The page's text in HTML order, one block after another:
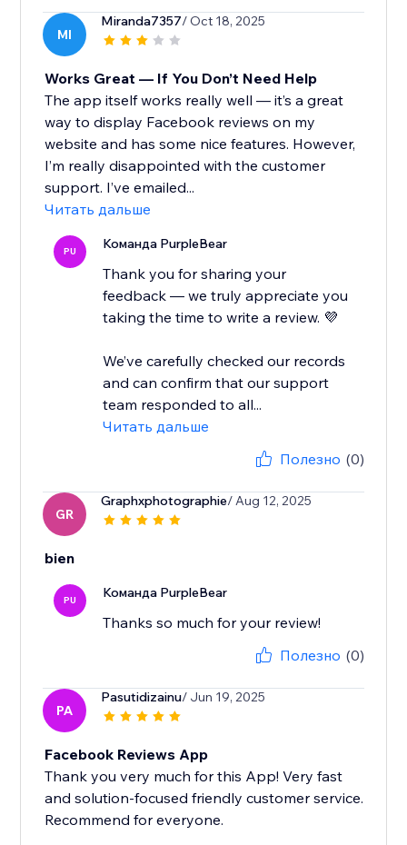
MI
Miranda7357/ Oct 18, 2025
Works Great — If You Don’t Need Help
The app itself works really well — it’s a great
way to display Facebook reviews on my
website and has some nice features. However,
I’m really disappointed with the customer
support. I’ve emailed...
Читать дальше
PU Команда PurpleBear
Thank you for sharing your
feedback — we truly appreciate you
taking the time to write a review. 💜
We’ve carefully checked our records
and can confirm that our support
team responded to all...
Читать дальше
Полезно (0)
GR
Graphxphotographie/ Aug 12, 2025
bien
PU Команда PurpleBear
Thanks so much for your review!
Полезно (0)
PA
Pasutidizainu/ Jun 19, 2025
Facebook Reviews App
Thank you very much for this App! Very fast
and solution-focused friendly customer service.
Recommend for everyone.